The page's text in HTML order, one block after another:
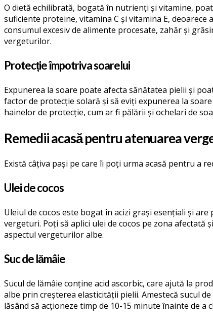
O dietă echilibrată, bogată în nutrienți și vitamine,
suficiente proteine, vitamina C și vitamina E,
consumul excesiv de alimente procesate, zahăr și
vergeturilor.
Protecție împotriva soarelui
Expunerea la soare poate afecta sănătatea pielii și
factor de protecție solară și să eviți expunerea la
hainelor de protecție, cum ar fi pălării și ochelari de
Remedii acasă pentru atenuarea
Există câțiva pași pe care îi poți urma acasă pentru a
Ulei de cocos
Uleiul de cocos este bogat în acizi grași esențiali și
vergeturi. Poți să aplici ulei de cocos pe zona afectată
aspectul vergeturilor albe.
Suc de lămâie
Sucul de lămâie conține acid ascorbic, care ajută la
albe prin creșterea elasticității pielii. Amestecă sucul
lăsând să acționeze timp de 10-15 minute înainte de a